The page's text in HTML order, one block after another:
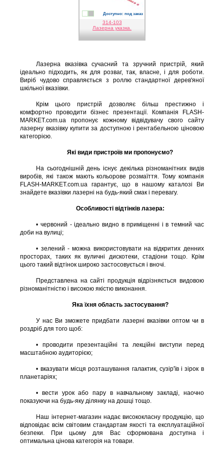
314-103
Лазерна указка.
білийсріблоДоступно: под заказ
Лазерна вказівка сучасний та зручний пристрій, який
ідеально підходить, як для розваг, так, власне, і для роботи.
Виріб чудово справляється з роллю стандартної дерев'яної
шкільної вказівки.
Крім цього пристрій дозволяє більш престижно і
комфортно проводити бізнес презентації. Компанія FLASH-
MARKET.com.ua пропонує кожному відвідувачу свого сайту
лазерну вказівку купити за доступною і рентабельною ціновою
категорією.
Які види пристроїв ми пропонуємо?
На сьогоднішній день існує декілька різноманітних видів
виробів, які також мають кольорове розмаїття. Тому компанія
FLASH-MARKET.com.ua гарантує, що в нашому каталозі Ви
знайдете вказівки лазерні на будь-який смак і перевагу.
Особливості відтінків лазера:
• червоний - ідеально видно в приміщенні і в темний час
доби на вулиці;
• зелений - можна використовувати на відкритих денних
просторах, таких як вуличні дискотеки, стадіони тощо. Крім
цього такий відтінок широко застосовується і вночі.
Представлена ​​на сайті продукція відрізняється видовою
різноманітністю і високою якістю виконання.
Яка їхня область застосування?
У нас Ви зможете придбати лазерні вказівки оптом чи в
роздріб для того щоб:
• проводити презентаційні та лекційні виступи перед
масштабною аудиторією;
• вказувати місця розташування галактик, сузір'їв і зірок в
планетаріях;
• вести урок або пару в навчальному закладі, наочно
показуючи на будь-яку ділянку на дошці тощо.
Наш інтернет-магазин надає висококласну продукцію, що
відповідає всім світовим стандартам якості та експлуатаційної
безпеки. При цьому для Вас сформована доступна і
оптимальна цінова категорія на товари.